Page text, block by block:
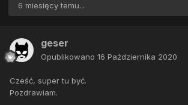
6 miesięcy temu...
geser
Opublikowano 16 Października 2020
Cześć, super tu być.
Pozdrawiam.